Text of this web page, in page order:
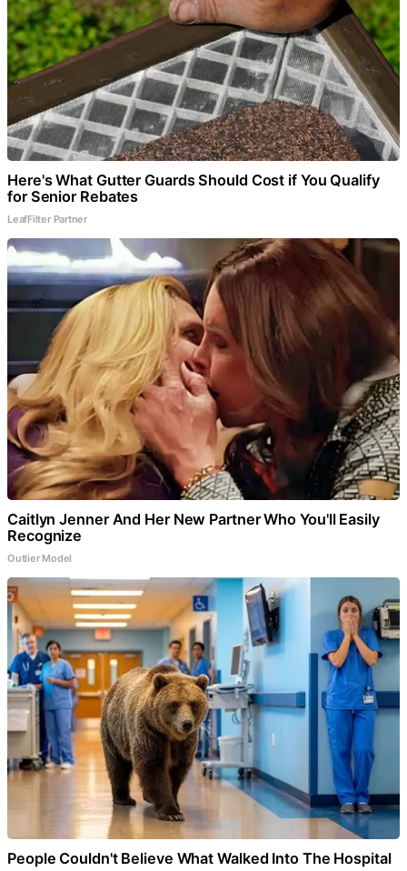
Here's What Gutter Guards Should Cost if You Qualify
for Senior Rebates
LeafFilter Partner
Caitlyn Jenner And Her New Partner Who You'll Easily
Recognize
Outlier Model
People Couldn't Believe What Walked Into The Hospital